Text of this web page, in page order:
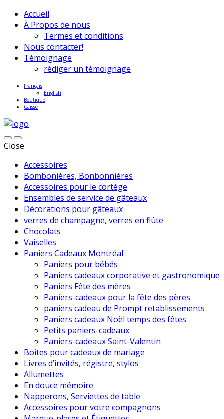
Accueil
À Propos de nous
Termes et conditions
Nous contacter!
Témoignage
rédiger un témoignage
Français
English
Boutique
Caisse
Close
Accessoires
Bombonières, Bonbonnières
Accessoires pour le cortège
Ensembles de service de gâteaux
Décorations pour gâteaux
verres de champagne, verres en flûte
Chocolats
Vaiselles
Paniers Cadeaux Montréal
Paniers pour bébés
Paniers cadeaux corporative et gastronomique
Paniers Fête des mères
Paniers-cadeaux pour la fête des pères
paniers cadeau de Prompt retablissements
Paniers cadeaux Noël temps des fêtes
Petits paniers-cadeaux
Paniers-cadeaux Saint-Valentin
Boites pour cadeaux de mariage
Livres d’invités, régistre, stylos
Allumettes
En douce mémoire
Napperons, Serviettes de table
Accessoires pour votre compagnons